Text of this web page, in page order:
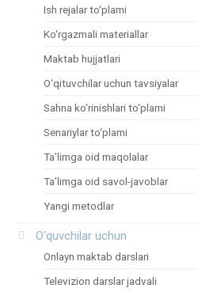
Ish rejalar to‘plami
Ko‘rgazmali materiallar
Maktab hujjatlari
O‘qituvchilar uchun tavsiyalar
Sahna ko‘rinishlari to‘plami
Senariylar to‘plami
Ta’limga oid maqolalar
Ta’limga oid savol-javoblar
Yangi metodlar
O‘quvchilar uchun
Onlayn maktab darslari
Televizion darslar jadvali